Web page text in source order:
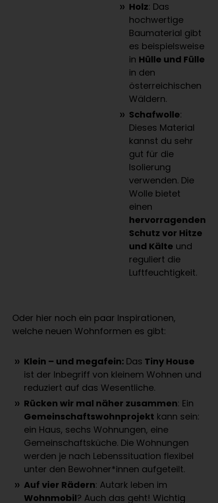
Holz: Das
hochwertige
Baumaterial gibt
es beispielsweise
in Hülle und Fülle
in den
österreichischen
Wäldern.
Schafwolle:
Dieses Material
kannst du sehr
gut für die
Isolierung
verwenden. Die
Wolle bietet
einen
hervorragenden
Schutz vor Hitze
und Kälte und
reguliert die
Luftfeuchtigkeit.
Oder hier noch ein paar Inspirationen,
welche neuen Wohnformen es gibt:
Klein – und megafein: Das Tiny House
ist der Inbegriff von kleinem Wohnen und
reduziert auf das Wesentliche.
Rücken wir mal näher zusammen: Ein
Gemeinschaftswohnprojekt kann sein:
ein Haus, sechs Wohnungen, eine
Gemeinschaftsküche. Die Wohnungen
werden je nach Lebenssituation flexibel
unter den Bewohner*innen aufgeteilt.
Auf vier Rädern: Autark leben im
Wohnmobil? Auch das geht! Wichtig